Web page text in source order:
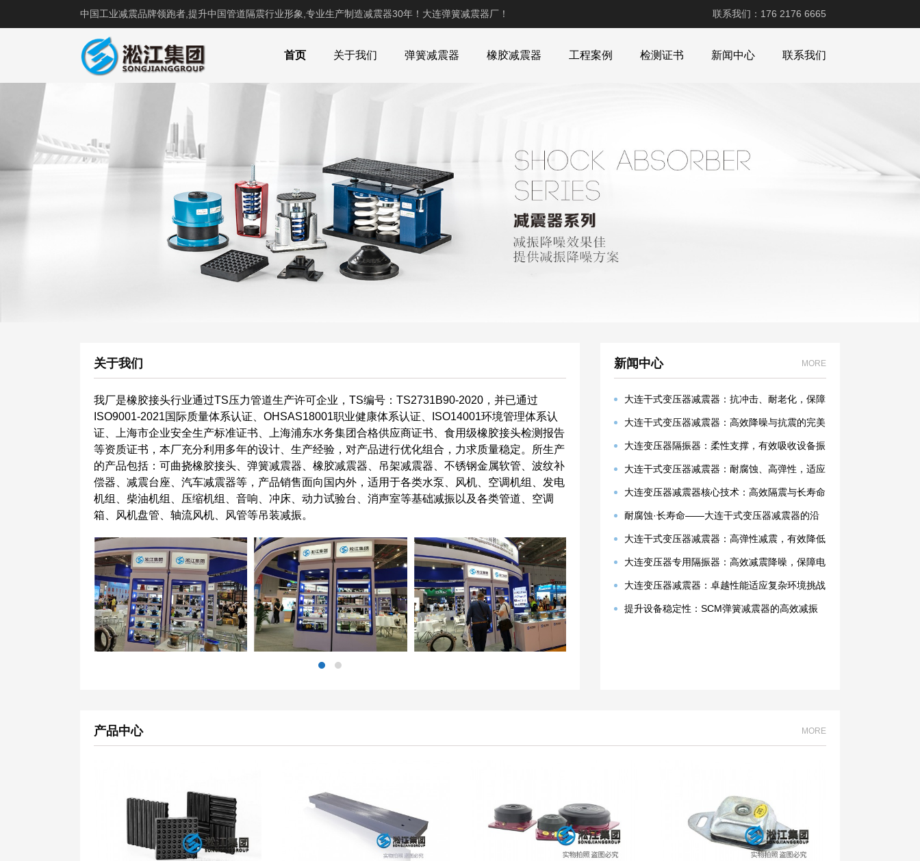
中国工业减震品牌领跑者,提升中国管道隔震行业形象,专业生产制造减震器30年！大连弹簧减震器厂！ 联系我们：176 2176 6665
首页 关于我们 弹簧减震器 橡胶减震器 工程案例 检测证书 新闻中心 联系我们
关于我们
我厂是橡胶接头行业通过TS压力管道生产许可企业，TS编号：TS2731B90-2020，并已通过
ISO9001-2021国际质量体系认证、OHSAS18001职业健康体系认证、ISO14001环境管理体系认
证、上海市企业安全生产标准证书、上海浦东水务集团合格供应商证书、食用级橡胶接头检测报告
等资质证书，本厂充分利用多年的设计、生产经验，对产品进行优化组合，力求质量稳定。所生产
的产品包括：可曲挠橡胶接头、弹簧减震器、橡胶减震器、吊架减震器、不锈钢金属软管、波纹补
偿器、减震台座、汽车减震器等，产品销售面向国内外，适用于各类水泵、风机、空调机组、发电
机组、柴油机组、压缩机组、音响、冲床、动力试验台、消声室等基础减振以及各类管道、空调
箱、风机盘管、轴流风机、风管等吊装减振。
新闻中心 MORE
大连干式变压器减震器：抗冲击、耐老化，保障
大连干式变压器减震器：高效降噪与抗震的完美
大连变压器隔振器：柔性支撑，有效吸收设备振
大连干式变压器减震器：耐腐蚀、高弹性，适应
大连变压器减震器核心技术：高效隔震与长寿命
耐腐蚀·长寿命——大连干式变压器减震器的沿
大连干式变压器减震器：高弹性减震，有效降低
大连变压器专用隔振器：高效减震降噪，保障电
大连变压器减震器：卓越性能适应复杂环境挑战
提升设备稳定性：SCM弹簧减震器的高效减振
产品中心 MORE